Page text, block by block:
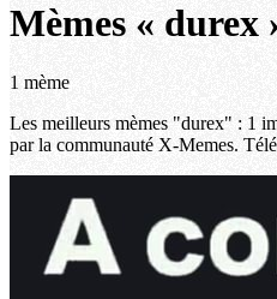
Mèmes « durex
1 mème
Les meilleurs mèmes "durex" : 1
par la communauté X-Memes.